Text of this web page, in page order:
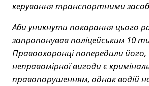
керування транспортними
Аби уникнути покарання цього
запропонував поліцейським 10
Правоохоронці попередили
неправомірної вигоди є
правопорушенням, однак водій